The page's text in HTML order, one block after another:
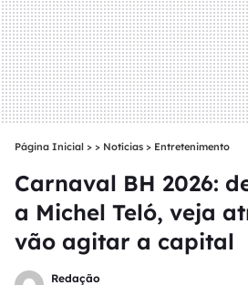
Página Inicial > Notícias > Entretenimento
Carnaval BH 2026:
a Michel Teló, veja
vão agitar a capital
Redação